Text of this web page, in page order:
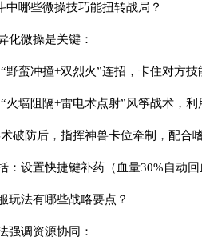
中哪些微操技巧能扭转战局？
化微操是关键：
野蛮冲撞+双烈火”连招，卡住对方技
火墙阻隔+雷电术点射”风筝战术，利
破防后，指挥神兽卡位牵制，配合
：设置快捷键补药（血量30%自动
玩法有哪些战略要点？
强调资源协同：